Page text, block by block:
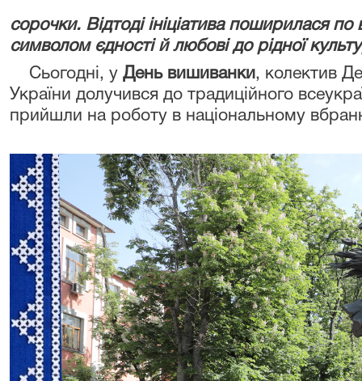
сорочки. Відтоді ініціатива поширилася по
символом єдності й любові до рідної
Сьогодні, у День вишиванки, колектив
України долучився до традиційного
прийшли на роботу в національному